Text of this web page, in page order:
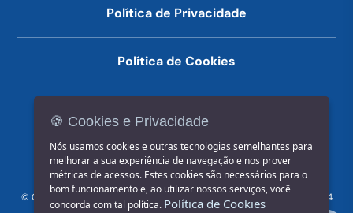
Política de Privacidade
Política de Cookies
© COPYRIGHT 2026, Prefeitura Municipal de Jahu | Rua Paissandu, 444
🍪 Cookies e Privacidade
Nós usamos cookies e outras tecnologias semelhantes para
melhorar a sua experiência de navegação e nos prover
métricas de acessos. Estes cookies são necessários para o
bom funcionamento e, ao utilizar nossos serviços, você
concorda com tal política. Política de Cookies